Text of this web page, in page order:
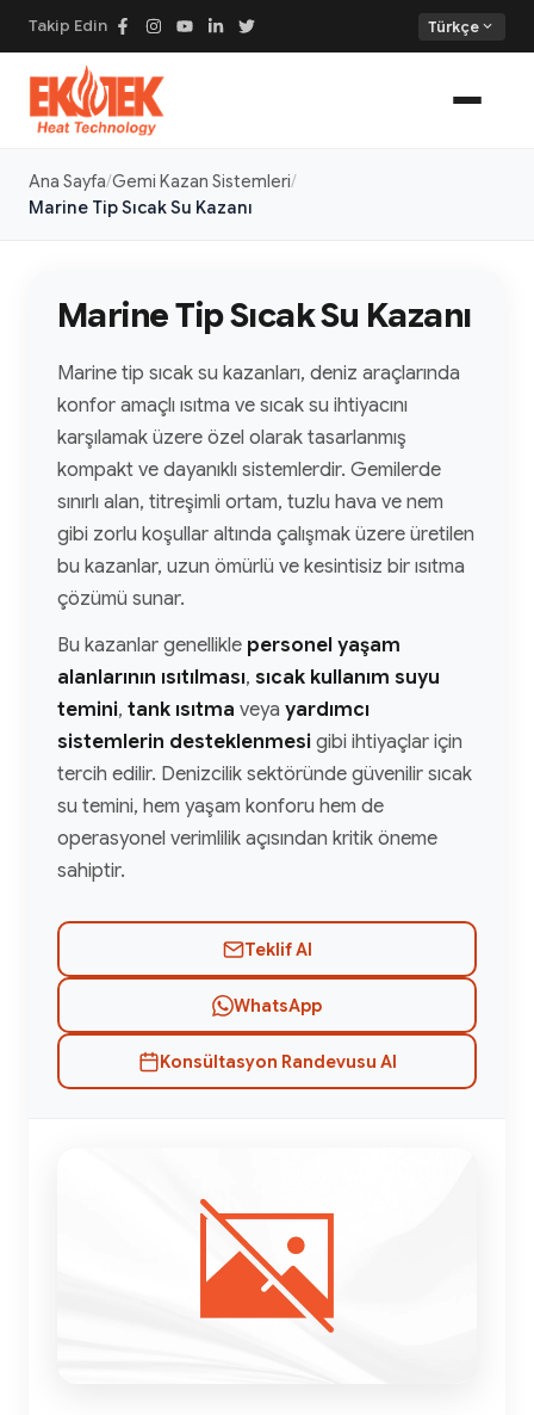
Takip Edin Türkçe expand_more
Ana Sayfa Gemi Kazan Sistemleri
Marine Tip Sıcak Su Kazanı
Marine Tip Sıcak Su Kazanı
Marine tip sıcak su kazanları, deniz araçlarında
konfor amaçlı ısıtma ve sıcak su ihtiyacını
karşılamak üzere özel olarak tasarlanmış
kompakt ve dayanıklı sistemlerdir. Gemilerde
sınırlı alan, titreşimli ortam, tuzlu hava ve nem
gibi zorlu koşullar altında çalışmak üzere üretilen
bu kazanlar, uzun ömürlü ve kesintisiz bir ısıtma
çözümü sunar.
Bu kazanlar genellikle personel yaşam
alanlarının ısıtılması, sıcak kullanım suyu
temini, tank ısıtma veya yardımcı
sistemlerin desteklenmesi gibi ihtiyaçlar için
tercih edilir. Denizcilik sektöründe güvenilir sıcak
su temini, hem yaşam konforu hem de
operasyonel verimlilik açısından kritik öneme
sahiptir.
Teklif Al
WhatsApp
Konsültasyon Randevusu Al